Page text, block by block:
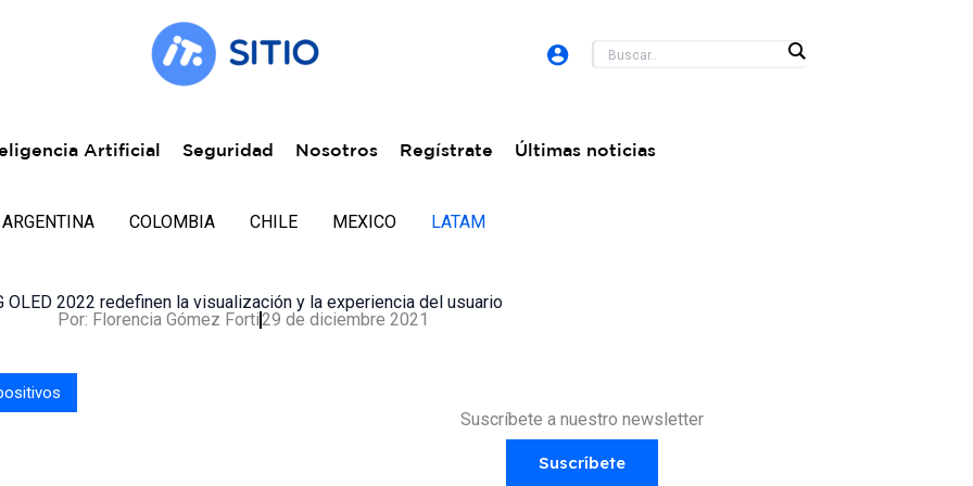
Artificial Seguridad Nosotros Regístrate Últimas noticias
ARGENTINA COLOMBIA CHILE MEXICO LATAM
OLED 2022 redefinen la visualización y la experiencia del usuario
Por: Florencia Gómez Forti29 de diciembre 2021
Suscríbete a nuestro newsletter
Suscríbete